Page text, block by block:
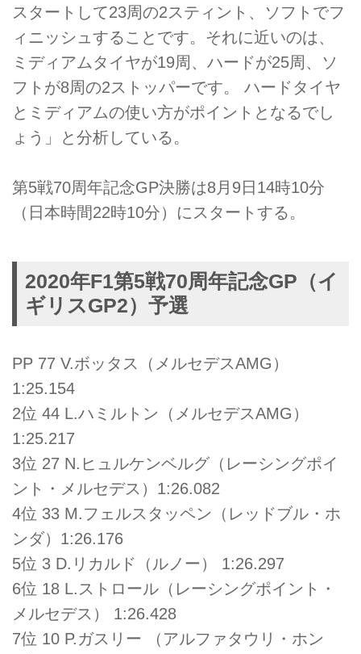
スタートして23周の2スティント、ソフトでフ
ィニッシュすることです。それに近いのは、
ミディアムタイヤが19周、ハードが25周、ソ
フトが8周の2ストッパーです。 ハードタイヤ
とミディアムの使い方がポイントとなるでし
ょう」と分析している。
第5戦70周年記念GP決勝は8月9日14時10分
（日本時間22時10分）にスタートする。
2020年F1第5戦70周年記念GP（イ
ギリスGP2）予選
PP 77 V.ボッタス（メルセデスAMG）
1:25.154
2位 44 L.ハミルトン（メルセデスAMG）
1:25.217
3位 27 N.ヒュルケンベルグ（レーシングポイ
ント・メルセデス）1:26.082
4位 33 M.フェルスタッペン（レッドブル・ホ
ンダ）1:26.176
5位 3 D.リカルド（ルノー） 1:26.297
6位 18 L.ストロール（レーシングポイント・
メルセデス） 1:26.428
7位 10 P.ガスリー （アルファタウリ・ホン